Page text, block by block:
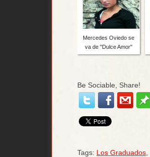
Mercedes Oviedo se
va de "Dulce Amor"
Be Sociable, Share!
Tags: Los Graduados